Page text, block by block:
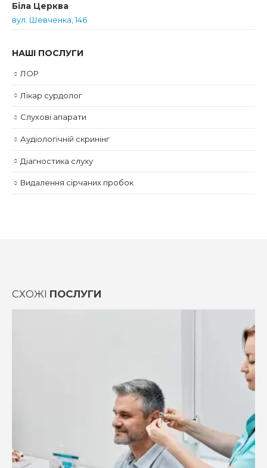
Біла Церква
вул. Шевченка, 146
НАШІ ПОСЛУГИ
ЛОР
Лікар сурдолог
Слухові апарати
Аудіологічній скринінг
Діагностика слуху
Видалення сірчаних пробок
СХОЖІ ПОСЛУГИ